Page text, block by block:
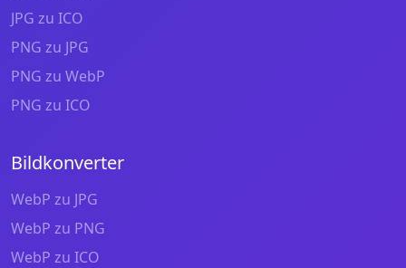
JPG zu ICO
PNG zu JPG
PNG zu WebP
PNG zu ICO
Bildkonverter
WebP zu JPG
WebP zu PNG
WebP zu ICO